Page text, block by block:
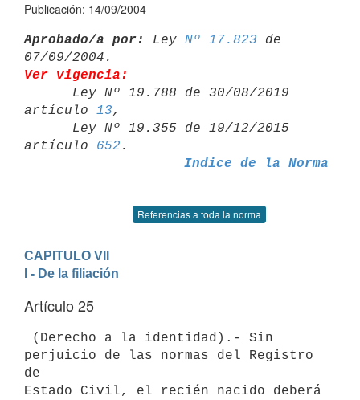
Publicación: 14/09/2004
Aprobado/a por: Ley Nº 17.823 de
Ver vigencia:
artículo 13,
artículo 652
Indice de la Norma
Referencias a toda la norma
CAPITULO VII
I - De la filiación
Artículo 25
perjuicio de las normas del Registro
de
Estado Civil, el recién nacido deberá